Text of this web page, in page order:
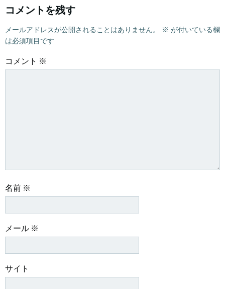
コメントを残す
メールアドレスが公開されることはありません。 ※ が付いている欄
は必須項目です
コメント ※
名前 ※
メール ※
サイト